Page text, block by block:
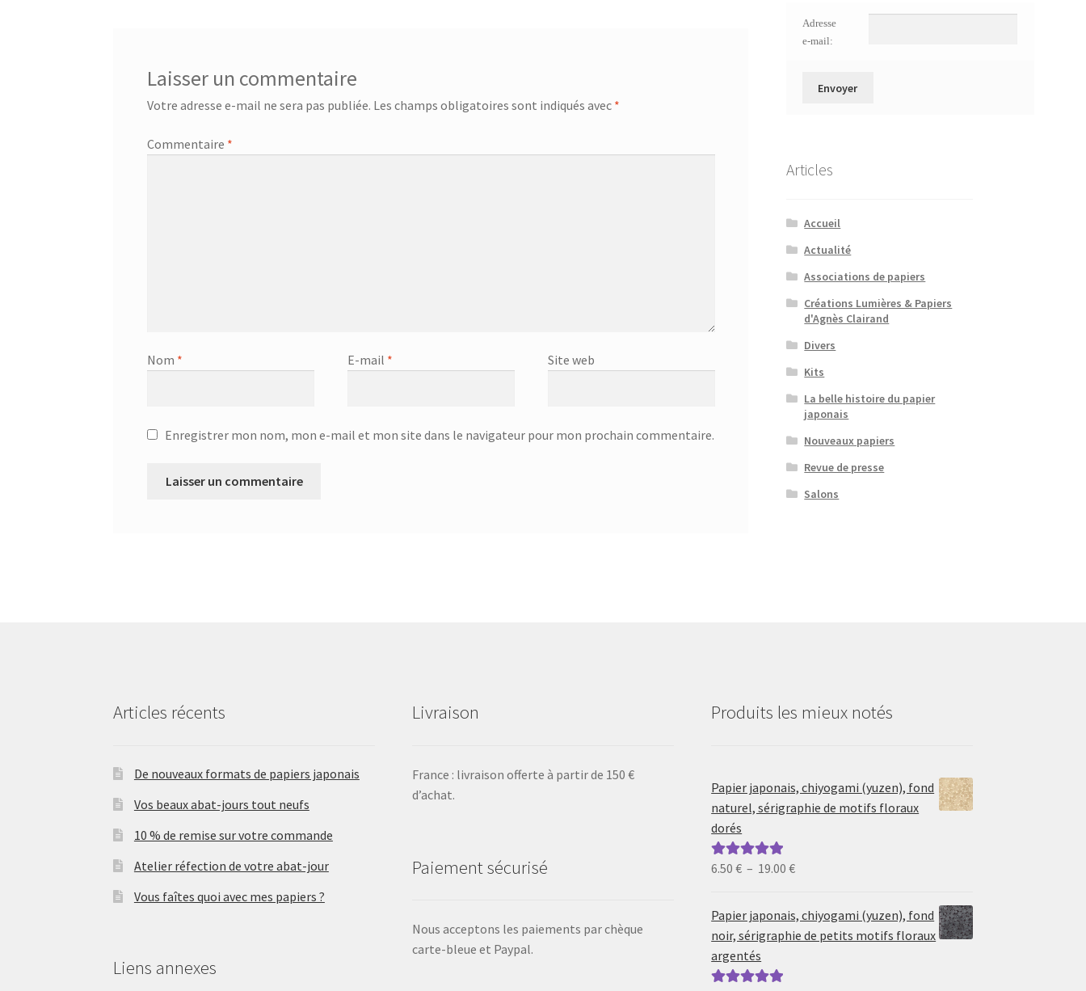
Laisser un commentaire
Votre adresse e-mail ne sera pas publiée. Les champs obligatoires sont indiqués avec *
Commentaire *
Nom * E-mail * Site web
Enregistrer mon nom, mon e-mail et mon site dans le navigateur pour mon prochain commentaire.
Adresse
e-mail:
Articles
Accueil
Actualité
Associations de papiers
Créations Lumières & Papiers
d'Agnès Clairand
Divers
Kits
La belle histoire du papier
japonais
Nouveaux papiers
Revue de presse
Salons
Articles récents
De nouveaux formats de papiers japonais
Vos beaux abat-jours tout neufs
10 % de remise sur votre commande
Atelier réfection de votre abat-jour
Vous faîtes quoi avec mes papiers ?
Liens annexes
Livraison
France : livraison offerte à partir de 150 €
d’achat.
Paiement sécurisé
Nous acceptons les paiements par chèque
carte-bleue et Paypal.
Produits les mieux notés
Papier japonais, chiyogami (yuzen), fond
naturel, sérigraphie de motifs floraux
dorés
Note5.00sur
6.50€ – 19.00€Plage
prix :
6.50 €
Papier japonais, chiyogami (yuzen), fond
noir, sérigraphie de petits motifs floraux
argentés